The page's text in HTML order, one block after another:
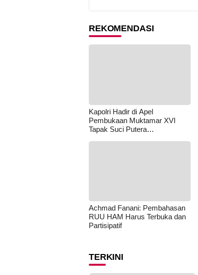
REKOMENDASI
Kapolri Hadir di Apel
Pembukaan Muktamar XVI
Tapak Suci Putera
Achmad Fanani: Pembahasan
RUU HAM Harus Terbuka dan
Partisipatif
TERKINI